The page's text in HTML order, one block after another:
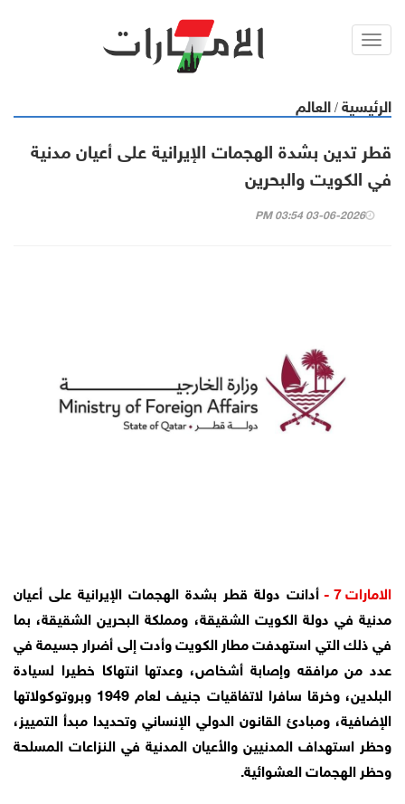
Toggl
الرئيسية / العالم
قطر تدين بشدة الهجمات الإيرانية على أعيان مدنية
في الكويت والبحرين
03-06-2026 03:54 PM
الامارات 7 -
أدانت دولة قطر بشدة الهجمات الإيرانية على أعيان
مدنية في دولة الكويت الشقيقة، ومملكة البحرين الشقيقة، بما
في ذلك التي استهدفت مطار الكويت وأدت إلى أضرار جسيمة في
عدد من مرافقه وإصابة أشخاص، وعدتها انتهاكا خطيرا لسيادة
البلدين، وخرقا سافرا لاتفاقيات جنيف لعام 1949 وبروتوكولاتها
الإضافية، ومبادئ القانون الدولي الإنساني وتحديدا مبدأ التمييز،
وحظر استهداف المدنيين والأعيان المدنية في النزاعات المسلحة
وحظر الهجمات العشوائية.